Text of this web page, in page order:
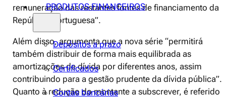
PRODUTOS FINANCEIROS
Depósitos a prazo
Certificados
Contas bancárias
remuneração das restantes fontes de financiamento da
República Portuguesa”.
Além disso, argumenta que a nova série “permitirá
também distribuir de forma mais equilibrada as
amortizações de dívida por diferentes anos, assim
contribuindo para a gestão prudente da dívida pública”.
Quanto à redução do montante a subscrever, é referido